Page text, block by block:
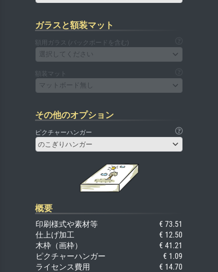
ガラスと額装マット
額用ガラス (バックボードを含む)
選択してください
額装マット
マットボード無し
その他のオプション
ピクチャーハンガー
のこぎりハンガー
概要
印刷様式や素材等
€ 73.51
仕上げ加工
€ 12.50
木枠（画枠）
€ 41.21
ピクチャーハンガー
€ 1.09
ライセンス費用
€ 14.70